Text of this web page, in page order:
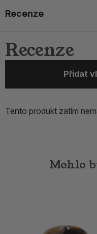
Recenze
Recenze
Přidat
Tento produkt zatím
Mohlo